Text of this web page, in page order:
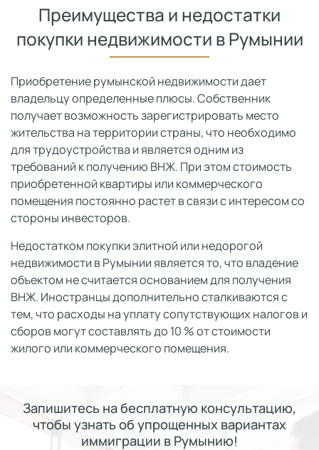
Преимущества и недостатки
покупки недвижимости в Румынии
Приобретение румынской недвижимости дает
владельцу определенные плюсы. Собственник
получает возможность зарегистрировать место
жительства на территории страны, что необходимо
для трудоустройства и является одним из
требований к получению ВНЖ. При этом стоимость
приобретенной квартиры или коммерческого
помещения постоянно растет в связи с интересом со
стороны инвесторов.
Недостатком покупки элитной или недорогой
недвижимости в Румынии является то, что владение
объектом не считается основанием для получения
ВНЖ. Иностранцы дополнительно сталкиваются с
тем, что расходы на уплату сопутствующих налогов и
сборов могут составлять до 10 % от стоимости
жилого или коммерческого помещения.
Запишитесь на бесплатную консультацию,
чтобы узнать об упрощенных вариантах
иммиграции в Румынию!